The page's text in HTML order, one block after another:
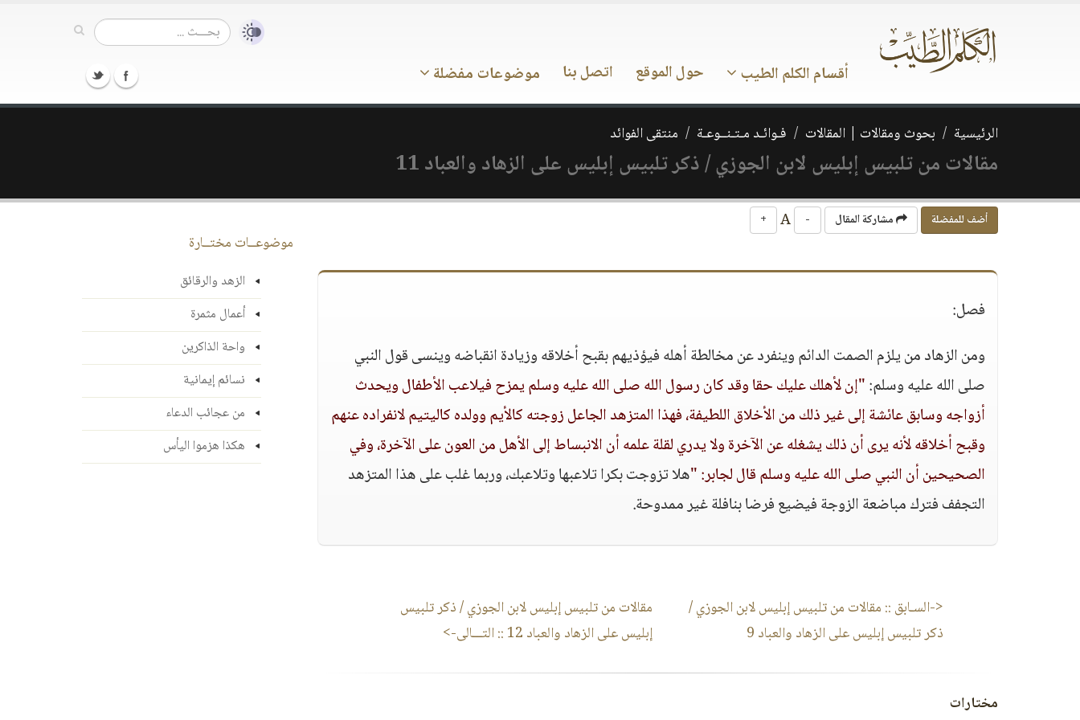
أقسام الكلم الطيب حول الموقع اتصل بنا موضوعات مفضلة
الرئيسية بحوث ومقالات | المقالات فـوائـد مـتـنــوعـة منتقى الفوائد
مقالات من تلبيس إبليس لابن الجوزي / ذكر تلبيس إبليس على الزهاد والعباد 11
أضف للمفضلة مشاركة المقال -
+
فصل:
ومن الزهاد من يلزم الصمت الدائم وينفرد عن مخالطة أهله فيؤذيهم بقبح أخلاقه وزيادة انقباضه وينسى قول النبي
صلى الله عليه وسلم:"إن لأهلك عليك حقا وقد كان رسول الله صلى الله عليه وسلم يمزح فيلاعب الأطفال ويحدث
أزواجه وسابق عائشة إلى غير ذلك من الأخلاق اللطيفة، فهذا المتزهد الجاعل زوجته كالأيم وولده كاليتيم لانفراده عنهم
وقبح أخلاقه لأنه يرى أن ذلك يشغله عن الآخرة ولا يدري لقلة علمه أن الانبساط إلى الأهل من العون على الآخرة، وفي
الصحيحين أن النبي صلى الله عليه وسلم قال لجابر: "هلا تزوجت بكرا تلاعبها وتلاعبك، وربما غلب على هذا المتزهد
التجفف فترك مباضعة الزوجة فيضيع فرضا بنافلة غير ممدوحة.
<-السـابق :: مقالات من تلبيس إبليس لابن الجوزي /
ذكر تلبيس إبليس على الزهاد والعباد 9
مقالات من تلبيس إبليس لابن الجوزي / ذكر تلبيس
إبليس على الزهاد والعباد 12
:: التـــالى->
مختارات
موضوعــات مختــارة
الزهد والرقائق
أعمال مثمرة
واحة الذاكرين
نسائم إيمانية
من عجائب الدعاء
هكذا هزموا اليأس